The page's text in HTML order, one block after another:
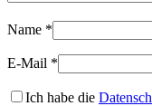
Name *
E-Mail *
Ich habe die